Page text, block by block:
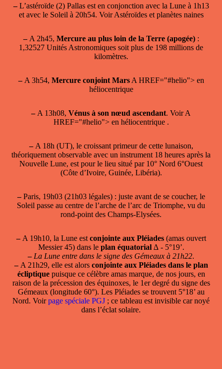
–L’astéroïde (2) Pallas est en conjonction avec la Lune à 1h13
et avec le Soleil à 20h54. VoirAstéroïdes et planètes naines
–A 2h45, Mercure au plus loin de la Terre (apogée):
1,32527 Unités Astronomiques soit plus de 198 millions de
kilomètres.
–A 3h54, Mercure conjoint MarsA HREF="#helio"> en
héliocentrique
–A 13h08, Vénus à son nœud ascendant. Voir A
HREF="#helio"> en héliocentrique .
–A 18h (UT), le croissant primeur de cette lunaison,
théoriquement observable avec un instrument 18 heures après la
Nouvelle Lune, est pour le lieu situé par 10° Nord 6°Ouest
(Côte d’Ivoire, Guinée, Libéria).
–Paris, 19h03 (21h03 légales) : juste avant de se coucher, le
Soleil passe au centre de l’arche de l’arc de Triomphe, vu du
rond-point des Champs-Elysées.
–A 19h10, la Lune est conjointe aux Pléiades(amas ouvert
Messier 45) dans le plan équatorial∆ - 5°19’.
– La Lune entre dans le signe des Gémeaux à 21h22.
–A 21h29, elle est alors conjointe aux Pléiades dans le plan
écliptique puisque ce célèbre amas marque, de nos jours, en
raison de la précession des équinoxes, le 1er degré du signe des
Gémeaux (longitude 60°). Les Pléiades se trouvent 5°18’ au
Nord. Voirpage spéciale PGJ ; ce tableau est invisible car noyé
dans l’éclat solaire.